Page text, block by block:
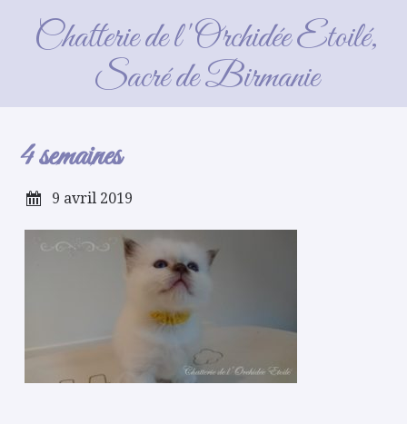
Chatterie de l'Orchidée Etoilé,
Sacré de Birmanie
4 semaines
4 semaines
9 avril 2019